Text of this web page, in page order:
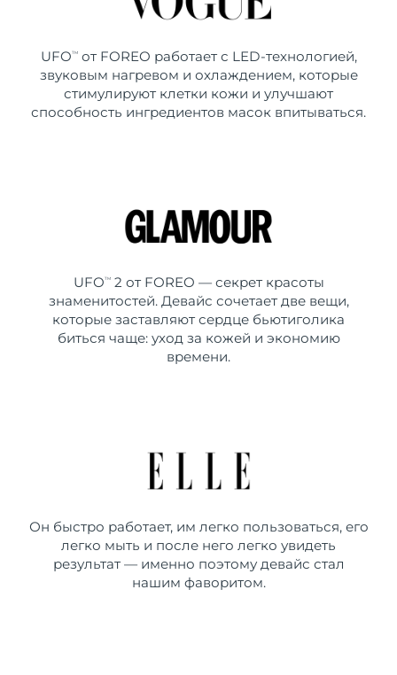
UFO TMот FOREO работает с LED-технологией,
звуковым нагревом и охлаждением, которые
стимулируют клетки кожи и улучшают
способность ингредиентов масок впитываться.
UFO TM2 от FOREO — секрет красоты
знаменитостей. Девайс сочетает две вещи,
которые заставляют сердце бьютиголика
биться чаще: уход за кожей и экономию
времени.
Он быстро работает, им легко пользоваться, его
легко мыть и после него легко увидеть
результат — именно поэтому девайс стал
нашим фаворитом.